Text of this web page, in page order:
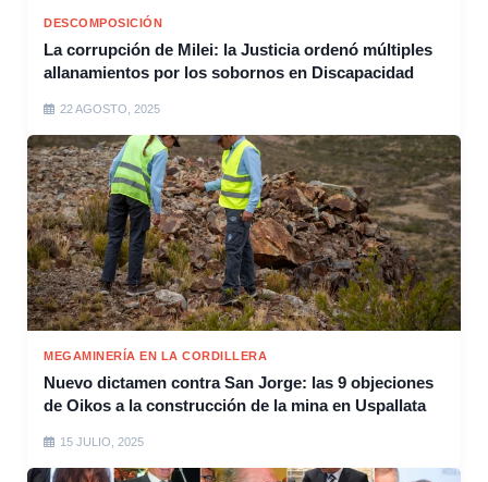
DESCOMPOSICIÓN
La corrupción de Milei: la Justicia ordenó múltiples
allanamientos por los sobornos en Discapacidad
22 AGOSTO, 2025
MEGAMINERÍA EN LA CORDILLERA
Nuevo dictamen contra San Jorge: las 9 objeciones
de Oikos a la construcción de la mina en Uspallata
15 JULIO, 2025